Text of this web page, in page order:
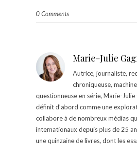
0 Comments
Marie-Julie
Autrice, journaliste,
chroniqueuse,
questionneuse en série, Marie-Julie
définit d’abord comme une
collabore à de nombreux médias
internationaux depuis plus de 25
une quinzaine de livres, dont les